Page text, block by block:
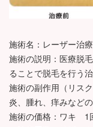
施術名：レーザー治
施術の説明：医療脱
ることで脱毛を行う治
施術の副作用（リス
炎、腫れ、痒みなど
施術の価格：ワキ 1